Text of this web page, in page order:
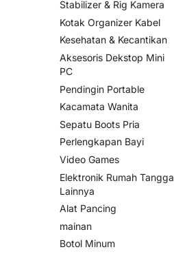
Stabilizer & Rig Kamera
Kotak Organizer Kabel
Kesehatan & Kecantikan
Aksesoris Dekstop Mini
PC
Pendingin Portable
Kacamata Wanita
Sepatu Boots Pria
Perlengkapan Bayi
Video Games
Elektronik Rumah Tangga
Lainnya
Alat Pancing
mainan
Botol Minum